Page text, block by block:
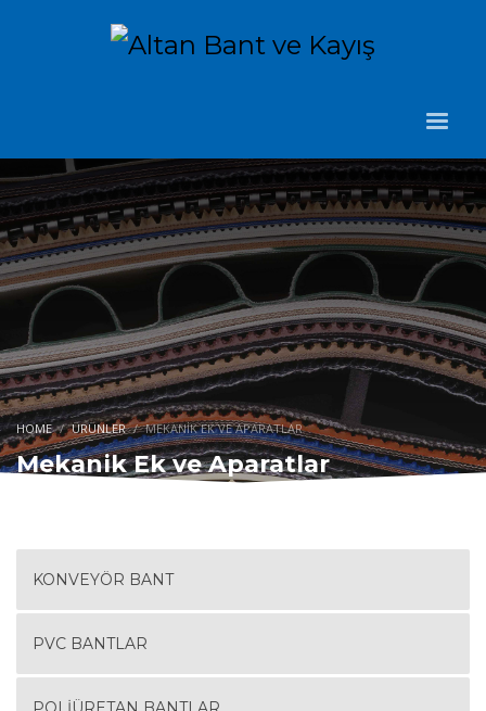
HOME ÜRÜNLER MEKANIK EK VE APARATLAR
Mekanik Ek ve Aparatlar
KONVEYÖR BANT
PVC BANTLAR